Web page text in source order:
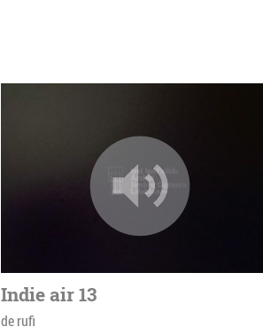
Indie air 13
de rufi